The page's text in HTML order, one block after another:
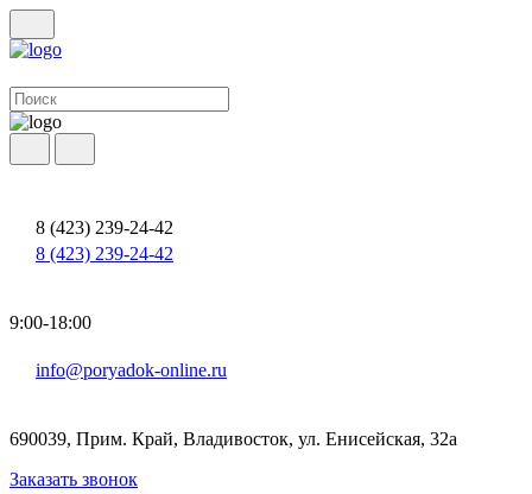
8 (423) 239-24-42
8 (423) 239-24-42
9:00-18:00
info@poryadok-online.ru
690039, Прим. Край, Владивосток, ул. Енисейская, 32а
Заказать звонок